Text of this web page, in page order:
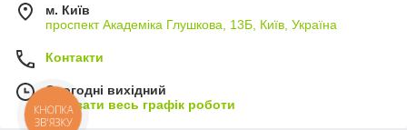
м. Київ
проспект Академіка Глушкова, 13Б, Київ, Україна
Контакти
Сьогодні вихідний
Показати весь графік роботи
КНОПКА
ЗВ'ЯЗКУ